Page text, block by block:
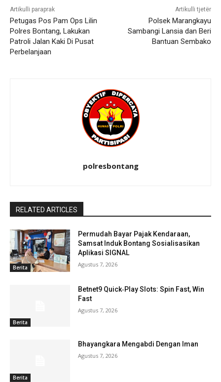
Artikulli paraprak
Petugas Pos Pam Ops Lilin
Polres Bontang, Lakukan
Patroli Jalan Kaki Di Pusat
Perbelanjaan
Artikulli tjetër
Polsek Marangkayu
Sambangi Lansia dan Beri
Bantuan Sembako
polresbontang
RELATED ARTICLES
Berita
Permudah Bayar Pajak Kendaraan,
Samsat Induk Bontang Sosialisasikan
Aplikasi SIGNAL
Agustus 7, 2026
Berita
Betnet9 Quick‑Play Slots: Spin Fast, Win
Fast
Agustus 7, 2026
Berita
Bhayangkara Mengabdi Dengan Iman
Agustus 7, 2026